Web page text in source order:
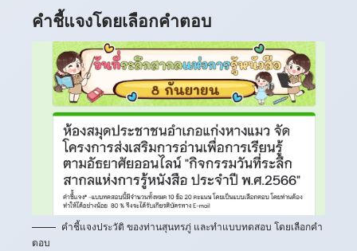
คำชี้แจงโดยเลือกคำตอบ
คำชี้แจงประวัติ ของท่านสุนทรภู่ และทำแบบทดสอบ โดยเลือกคำ
ตอบ